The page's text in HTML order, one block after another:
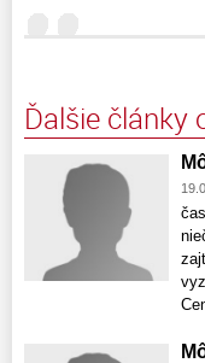
Ďalšie články